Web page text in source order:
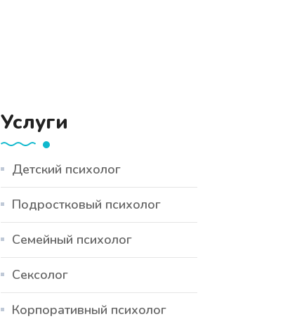
Услуги
Детский психолог
Подростковый психолог
Семейный психолог
Сексолог
Корпоративный психолог